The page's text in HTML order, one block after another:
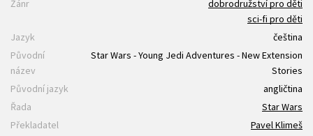
Žánr
dobrodružství pro děti
sci-fi pro děti
Jazyk
čeština
Původní
název
Star Wars - Young Jedi Adventures - New Extension
Stories
Původní jazyk
angličtina
Řada
Star Wars
Překladatel
Pavel Klimeš